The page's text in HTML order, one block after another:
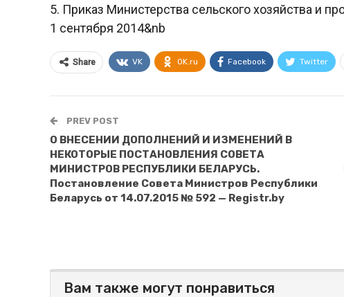
5. Приказ Министерства сельского хозяйства и
1 сентября 2014&nb
Share VK OK.ru Facebook Twitter
PREV POST
О ВНЕСЕНИИ ДОПОЛНЕНИЙ И ИЗМЕНЕНИЙ В
НЕКОТОРЫЕ ПОСТАНОВЛЕНИЯ СОВЕТА
МИНИСТРОВ РЕСПУБЛИКИ БЕЛАРУСЬ.
Постановление Совета Министров Республики
Беларусь от 14.07.2015 № 592 — Registr.by
Вам также могут понравиться